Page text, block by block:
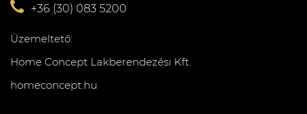
+36 (30) 083 5200
Üzemeltető:
Home Concept Lakberendezési Kft.
homeconcept.hu